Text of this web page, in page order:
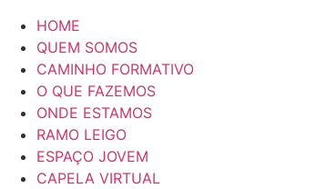
HOME
QUEM SOMOS
CAMINHO FORMATIVO
O QUE FAZEMOS
ONDE ESTAMOS
RAMO LEIGO
ESPAÇO JOVEM
CAPELA VIRTUAL